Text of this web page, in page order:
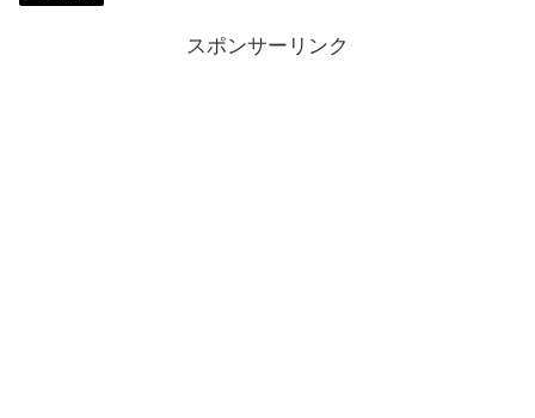
スポンサーリンク